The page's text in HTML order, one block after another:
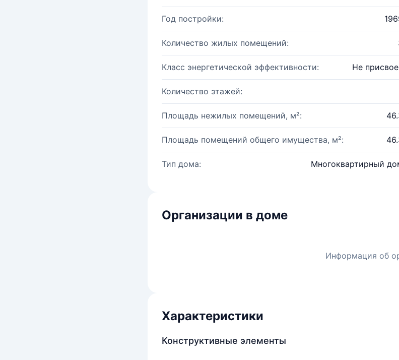
Год постройки:
Количество жилых помещений:
Класс энергетической эффективности: Не
Количество этажей:
Площадь нежилых помещений, м²:
Площадь помещений общего имущества, м²:
Тип дома: Многоквартирный
Организации в доме
Информация об
Характеристики
Конструктивные элементы